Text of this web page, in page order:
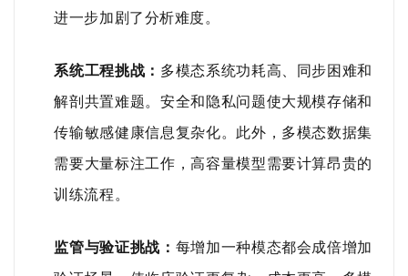
进一步加剧了分析难度。
系统工程挑战： 多模态系统功耗高、同步困难和
解剖共置难题。安全和隐私问题使大规模存储和
传输敏感健康信息复杂化。此外，多模态数据集
需要大量标注工作，高容量模型需要计算昂贵的
训练流程。
监管与验证挑战： 每增加一种模态都会成倍增加